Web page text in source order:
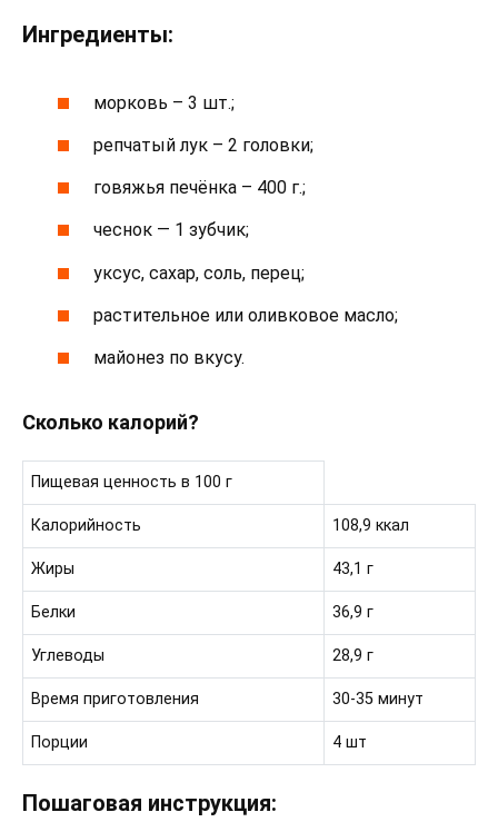
Ингредиенты:
морковь – 3 шт.;
репчатый лук – 2 головки;
говяжья печёнка – 400 г.;
чеснок — 1 зубчик;
уксус, сахар, соль, перец;
растительное или оливковое масло;
майонез по вкусу.
Сколько калорий?
Пищевая ценность в 100 г
Калорийность 108,9 ккал
Жиры 43,1 г
Белки 36,9 г
Углеводы 28,9 г
Время приготовления 30-35 минут
Порции 4 шт
Пошаговая инструкция: